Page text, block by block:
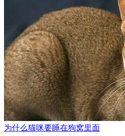
为什么猫咪要睡在狗窝里面